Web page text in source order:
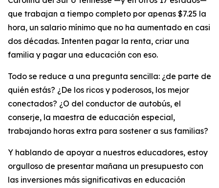
que trabajan a tiempo completo por apenas $7.25 la
hora, un salario mínimo que no ha aumentado en casi
dos décadas. Intenten pagar la renta, criar una
familia y pagar una educación con eso.
Todo se reduce a una pregunta sencilla: ¿de parte de
quién estás? ¿De los ricos y poderosos, los mejor
conectados? ¿O del conductor de autobús, el
conserje, la maestra de educación especial,
trabajando horas extra para sostener a sus familias?
Y hablando de apoyar a nuestros educadores, estoy
orgulloso de presentar mañana un presupuesto con
las inversiones más significativas en educación